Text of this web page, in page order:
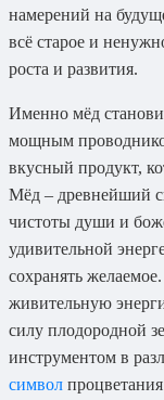
намерений на
всё старое и
роста и развития.
Именно мёд
мощным
вкусный продукт,
Мёд – древнейший
чистоты души и
удивительной
сохранять
живительную
силу плодородной
инструментом в
символ